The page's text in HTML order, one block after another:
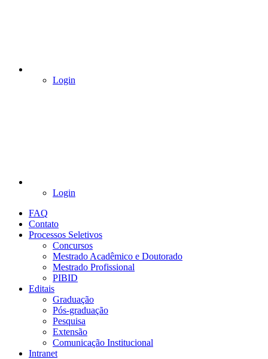
Login
Login
FAQ
Contato
Processos Seletivos
Concursos
Mestrado Acadêmico e Doutorado
Mestrado Profissional
PIBID
Editais
Graduação
Pós-graduação
Pesquisa
Extensão
Comunicação Institucional
Intranet